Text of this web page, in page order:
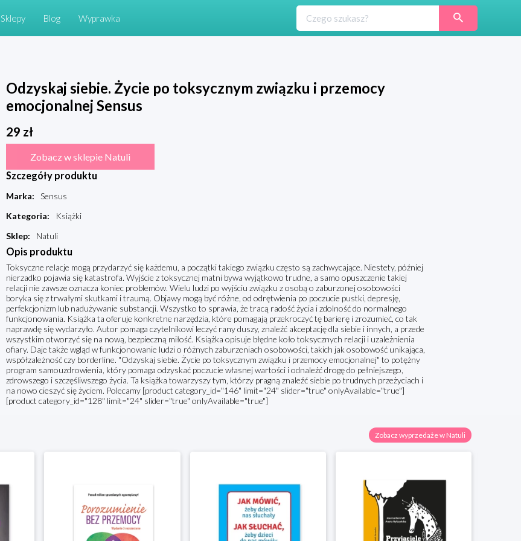
Sklepy Blog Wyprawka
Odzyskaj siebie. Życie po toksycznym związku i przemocy
emocjonalnej Sensus
29 zł
Zobacz w sklepie Natuli
Szczegóły produktu
Marka:
Sensus
Kategoria:
Książki
Sklep: Natuli
Opis produktu
Toksyczne relacje mogą przydarzyć się każdemu, a początki takiego związku często są zachwycające. Niestety, później
nierzadko pojawia się katastrofa. Wyjście z toksycznej matni bywa wyjątkowo trudne, a samo opuszczenie takiej
relacji nie zawsze oznacza koniec problemów. Wielu ludzi po wyjściu związku z osobą o zaburzonej osobowości
boryka się z trwałymi skutkami i traumą. Objawy mogą być różne, od odrętwienia po poczucie pustki, depresję,
perfekcjonizm lub nadużywanie substancji. Wszystko to sprawia, że tracą radość życia i zdolność do normalnego
funkcjonowania. Książka ta oferuje konkretne narzędzia, które pomagają przekroczyć tę barierę i zrozumieć, co tak
naprawdę się wydarzyło. Autor pomaga czytelnikowi leczyć rany duszy, znaleźć akceptację dla siebie i innych, a przede
wszystkim otworzyć się na nową, bezpieczną miłość. Książka opisuje błędne koło toksycznych relacji i uzależnienia
ofiary. Daje także wgląd w funkcjonowanie ludzi o różnych zaburzeniach osobowości, takich jak osobowość unikająca,
współzależność czy borderline. "Odzyskaj siebie. Życie po toksycznym związku i przemocy emocjonalnej" to potężny
program samouzdrowienia, który pomaga odzyskać poczucie własnej wartości i odnaleźć drogę do pełniejszego,
zdrowszego i szczęśliwszego życia. Ta książka towarzyszy tym, którzy pragną znaleźć siebie po trudnych przeżyciach i
na nowo cieszyć się życiem. Polecamy [product category_id="146" limit="24" slider="true" onlyAvailable="true"]
[product category_id="128" limit="24" slider="true" onlyAvailable="true"]
Zobacz wyprzedaże w Natuli